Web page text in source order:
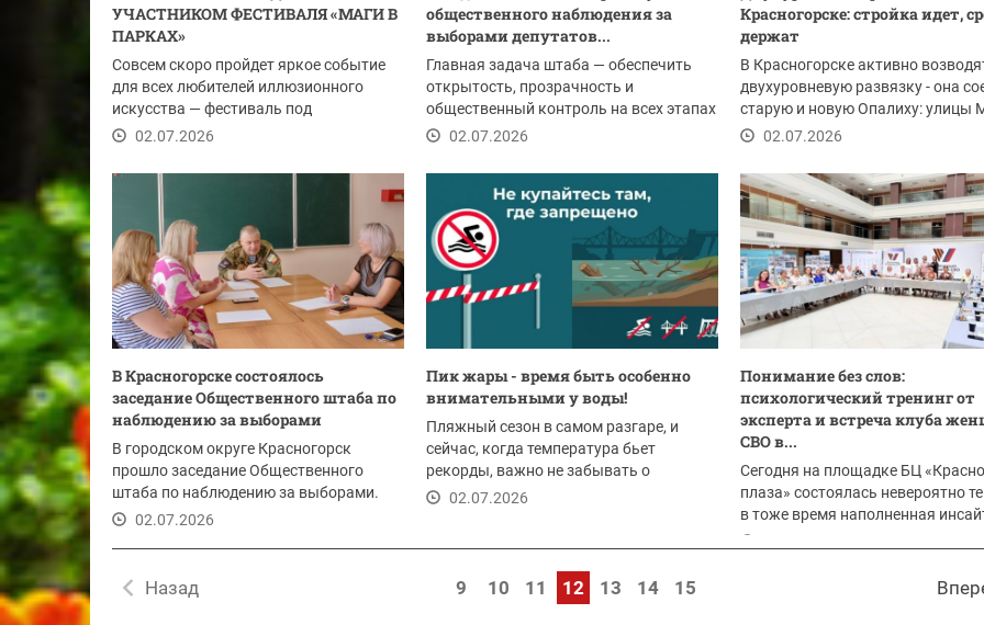
УЧАСТНИКОМ ФЕСТИВАЛЯ «МАГИ В
ПАРКАХ»
Совсем скоро пройдет яркое событие
для всех любителей иллюзионного
искусства — фестиваль под
художественным...
02.07.2026
общественного наблюдения за
выборами депутатов...
Главная задача штаба — обеспечить
открытость, прозрачность и
общественный контроль на всех этапах
голосования. В его...
02.07.2026
Красногорске: стройка идет,
держат
В Красногорске активно
двухуровневую развязку - она
старую и новую Опалиху: улицы
Ольховую.
02.07.2026
В Красногорске состоялось
заседание Общественного штаба по
наблюдению за выборами
В городском округе Красногорск
прошло заседание Общественного
штаба по наблюдению за выборами.
Участники обсудили...
02.07.2026
Пик жары - время быть особенно
внимательными у воды!
Пляжный сезон в самом разгаре, и
сейчас, когда температура бьет
рекорды, важно не забывать о
безопасности. Отдых у...
02.07.2026
Понимание без слов:
психологический тренинг от
эксперта и встреча клуба
СВО в...
Сегодня на площадке БЦ
плаза» состоялась невероятно
в тоже время наполненная
встреча...
9 10 11 12 13 14 15
Назад